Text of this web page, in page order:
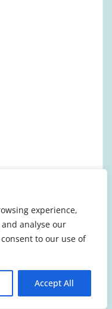
experience,
analyse our
to our use of
Accept All